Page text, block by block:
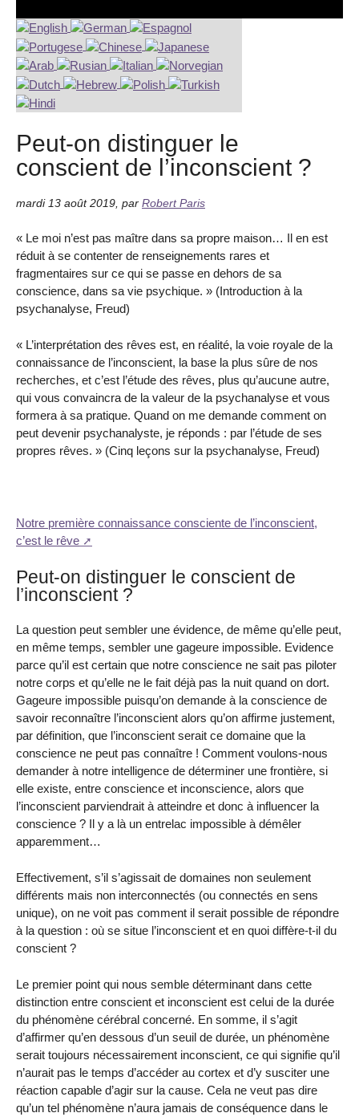
Peut-on distinguer le
conscient de l’inconscient ?
mardi 13 août 2019 par Robert Paris
« Le moi n’est pas maître dans sa propre maison… Il en est
réduit à se contenter de renseignements rares et
fragmentaires sur ce qui se passe en dehors de sa
conscience, dans sa vie psychique. » (Introduction à la
psychanalyse, Freud)
« L’interprétation des rêves est, en réalité, la voie royale de la
connaissance de l’inconscient, la base la plus sûre de nos
recherches, et c’est l’étude des rêves, plus qu’aucune autre,
qui vous convaincra de la valeur de la psychanalyse et vous
formera à sa pratique. Quand on me demande comment on
peut devenir psychanalyste, je réponds : par l’étude de ses
propres rêves. » (Cinq leçons sur la psychanalyse, Freud)
Notre première connaissance consciente de l’inconscient,
c’est le rêve
Peut-on distinguer le conscient de
l’inconscient ?
La question peut sembler une évidence, de même qu’elle peut,
en même temps, sembler une gageure impossible. Evidence
parce qu’il est certain que notre conscience ne sait pas piloter
notre corps et qu’elle ne le fait déjà pas la nuit quand on dort.
Gageure impossible puisqu’on demande à la conscience de
savoir reconnaître l’inconscient alors qu’on affirme justement,
par définition, que l’inconscient serait ce domaine que la
conscience ne peut pas connaître ! Comment voulons-nous
demander à notre intelligence de déterminer une frontière, si
elle existe, entre conscience et inconscience, alors que
l’inconscient parviendrait à atteindre et donc à influencer la
conscience ? Il y a là un entrelac impossible à démêler
apparemment…
Effectivement, s’il s’agissait de domaines non seulement
différents mais non interconnectés (ou connectés en sens
unique), on ne voit pas comment il serait possible de répondre
à la question : où se situe l’inconscient et en quoi diffère-t-il du
conscient ?
Le premier point qui nous semble déterminant dans cette
distinction entre conscient et inconscient est celui de la durée
du phénomène cérébral concerné. En somme, il s’agit
d’affirmer qu’en dessous d’un seuil de durée, un phénomène
serait toujours nécessairement inconscient, ce qui signifie qu’il
n’aurait pas le temps d’accéder au cortex et d’y susciter une
réaction capable d’agir sur la cause. Cela ne veut pas dire
qu’un tel phénomène n’aura jamais de conséquence dans le